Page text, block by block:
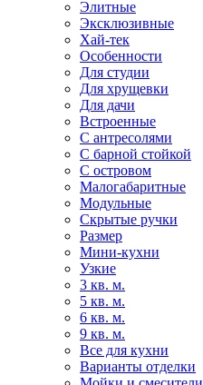
Элитные
Эксклюзивные
Хай-тек
Особенности
Для студии
Для хрущевки
Для дачи
Встроенные
С антресолями
С барной стойкой
С островом
Малогабаритные
Модульные
Скрытые ручки
Размер
Мини-кухни
Узкие
3 кв. м.
5 кв. м.
6 кв. м.
9 кв. м.
Все для кухни
Варианты отделки